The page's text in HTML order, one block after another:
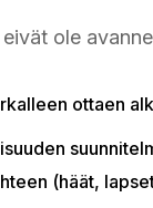
ole
ottaen
(häät,